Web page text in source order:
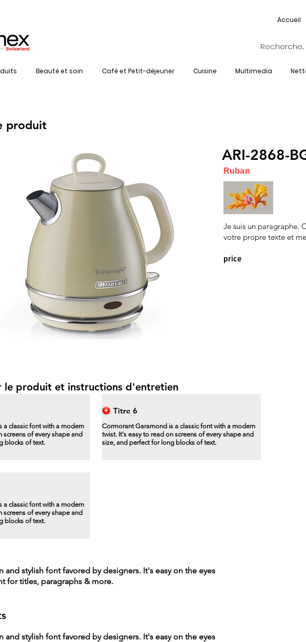
Accueil
Beauté et soin Café et Petit-déjeuner Cuisine Multimedia
produit
ARI-2868-
Je suis un paragraphe.
votre propre texte et
price
Ruban
le produit et instructions d'entretien
a classic font with a modern
screens of every shape and
blocks of text.
Titre 6
Cormorant Garamond is a classic font with a modern
twist. It's easy to read on screens of every shape and
size, and perfect for long blocks of text.
a classic font with a modern
screens of every shape and
blocks of text.
and stylish font favored by designers. It's easy on the eyes
for titles, paragraphs & more.
and stylish font favored by designers. It's easy on the eyes